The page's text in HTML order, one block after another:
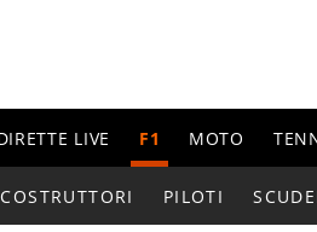
LIVE F1 MOTO
PILOTI